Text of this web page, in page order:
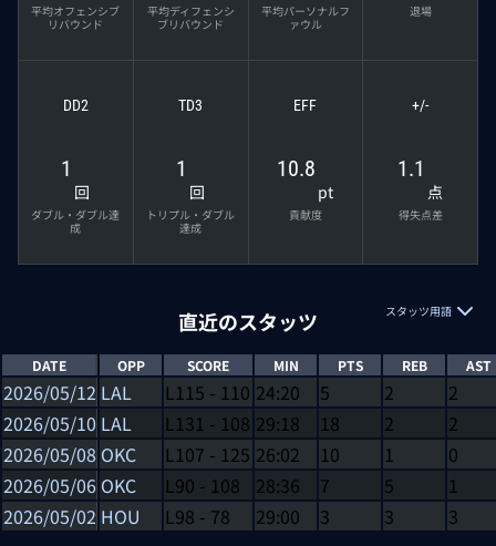
平均オフェンシブ
リバウンド
平均ディフェンシ
ブリバウンド
平均パーソナルフ
ァウル
退場
DD2
1
回
ダブル・ダブル達
成
TD3
1
回
トリプル・ダブル
達成
EFF
10.8
pt
貢献度
+/-
1.1
点
得失点差
直近のスタッツ スタッツ用語
DATE OPP SCORE MIN PTS REB AST
2026/05/12 LAL L115 - 110 24:20 5 2
2
2026/05/10 LAL L131 - 108 29:18 18 2
2
2026/05/08 OKC L107 - 125 26:02 10 1
0
2026/05/06 OKC L90 - 108 28:36 7 5
1
2026/05/02 HOU L98 - 78 29:00 3 3 3